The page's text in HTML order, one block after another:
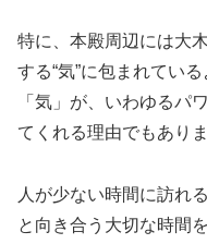
特に、本殿周辺には大
する“気”に包まれてい
「気」が、いわゆるパ
てくれる理由でもありま
人が少ない時間に訪れ
と向き合う大切な時間